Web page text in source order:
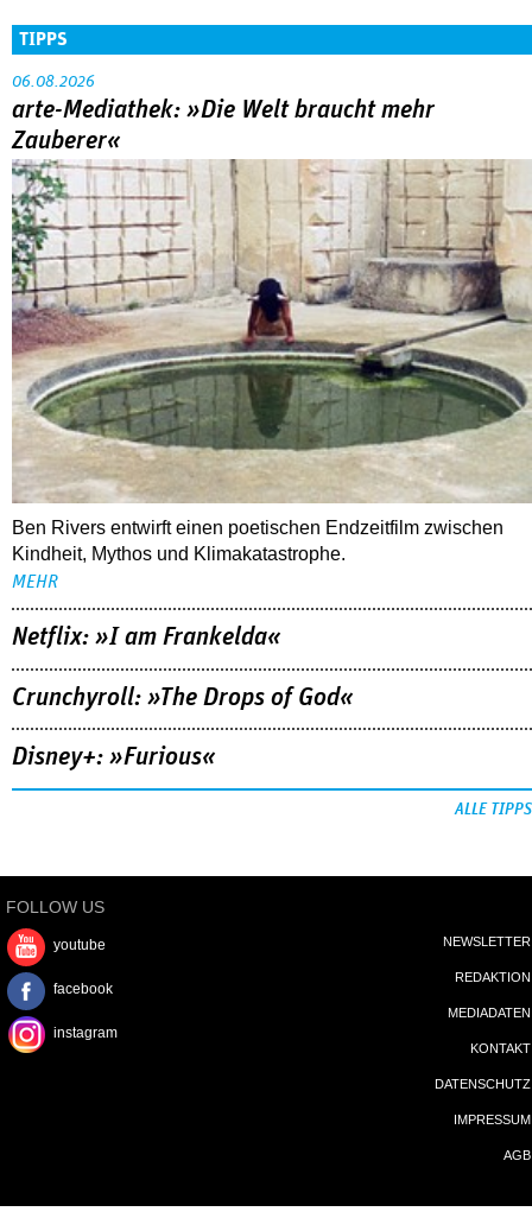
Ben Rivers entwirft einen poetischen Endzeitfilm zwischen
Kindheit, Mythos und Klimakatastrophe.
MEHR
Netflix: »I am Frankelda«
Crunchyroll: »The Drops of God«
Disney+: »Furious«
FOLLOW US
youtube
IMPRESSUM
AGB